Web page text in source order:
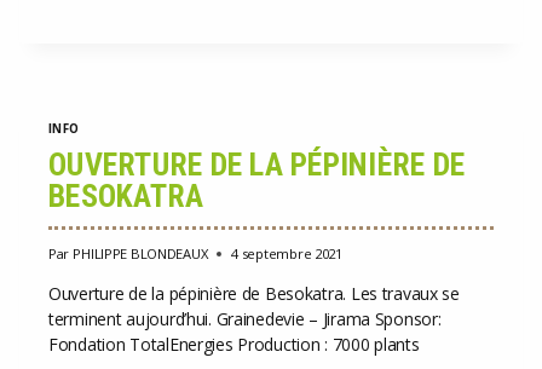
INFO
OUVERTURE DE LA PÉPINIÈRE DE
BESOKATRA
Par PHILIPPE BLONDEAUX 4 septembre 2021
Ouverture de la pépinière de Besokatra. Les travaux se
terminent aujourd’hui. Grainedevie – Jirama Sponsor:
Fondation TotalEnergies Production : 7000 plants